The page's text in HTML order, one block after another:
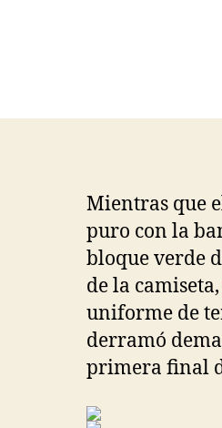
Mientras que
puro con la
bloque verde
de la camiseta,
uniforme de
derramó
primera final